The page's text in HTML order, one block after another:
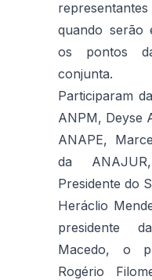
quando serão
os pontos
conjunta.
Participaram
ANPM, Deyse
ANAPE,
da
Presidente do
Heráclio
presidente
Macedo, o
Rogério